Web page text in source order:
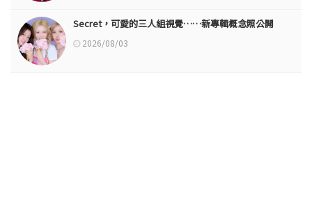
Secret，可愛的三人組視覺……新專輯概念照公開
2026/08/03